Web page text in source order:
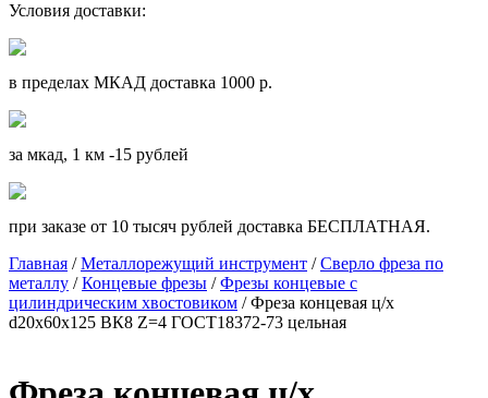
Условия доставки:
в пределах МКАД доставка 1000 р.
за мкад, 1 км -15 рублей
при заказе от 10 тысяч рублей доставка БЕСПЛАТНАЯ.
Главная /Металлорежущий инструмент /Сверло фреза по
металлу /Концевые фрезы /Фрезы концевые с
цилиндрическим хвостовиком / Фреза концевая ц/х
d20х60х125 ВК8 Z=4 ГОСТ18372-73 цельная